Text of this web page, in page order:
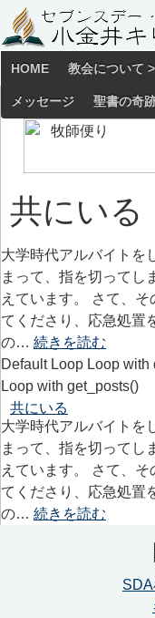
HOME 教会について >
メッセージ 聖書の奇
共にいる
大学時代アルバイトを
まって、指を切ってし
えています。 さて、
てくださり、応急処置
の… 続きを読む
Default Loop Loop
Loop with get_posts()
共にいる
大学時代アルバイトを
まって、指を切ってし
えています。 さて、
てくださり、応急処置
の… 続きを読む